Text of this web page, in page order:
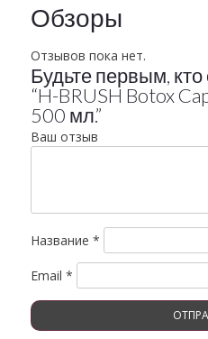
Обзоры
Отзывов пока нет.
Будьте первым,
“H-BRUSH Botox
500 мл.”
Ваш отзыв
Название *
Email *